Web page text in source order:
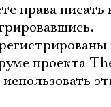
права писать
проекта